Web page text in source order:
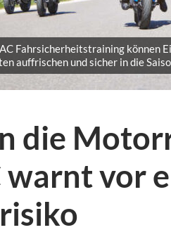
Fahrsicherheitstraining können
auffrischen und sicher in die
die
warnt vor